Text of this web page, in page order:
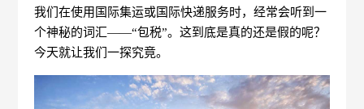
我们在使用国际集运或国际快递服务时，经常会听到一
个神秘的词汇——“包税”。这到底是真的还是假的呢？
今天就让我们一探究竟。